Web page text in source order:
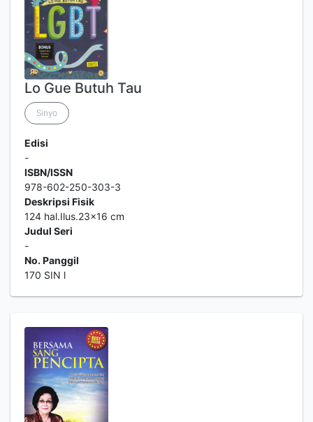
Lo Gue Butuh Tau
Sinyo
Edisi
-
ISBN/ISSN
978-602-250-303-3
Deskripsi Fisik
124 hal.Ilus.23x16 cm
Judul Seri
-
No. Panggil
170 SIN l